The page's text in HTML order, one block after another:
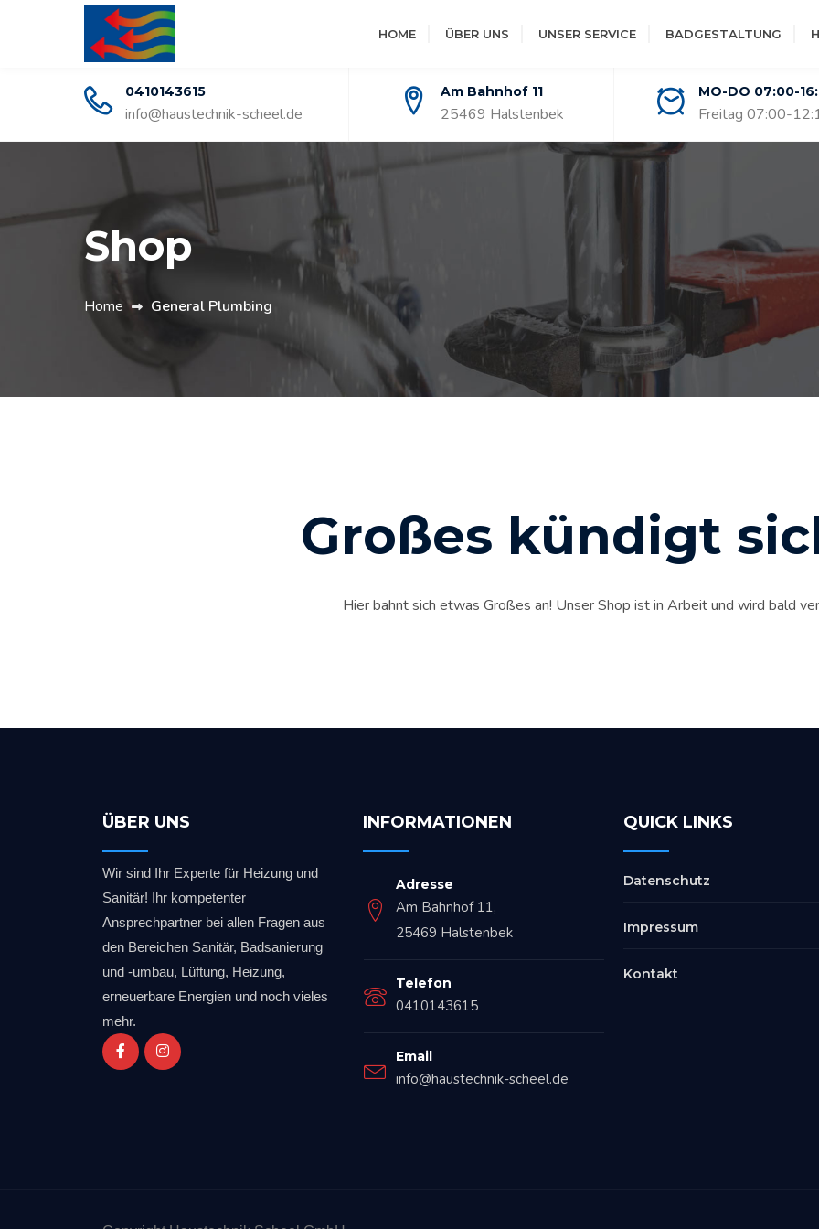
HOME ÜBER UNS UNSER SERVICE BADGESTALTUNG
0410143615
info@haustechnik-scheel.de
Am Bahnhof 11
25469 Halstenbek
MO-DO 07:00-
Freitag 07:00-
Shop
Home General Plumbing
Großes kündigt
Hier bahnt sich etwas Großes an! Unser Shop ist in Arbeit und wird bald
ÜBER UNS
Wir sind Ihr Experte für Heizung und
Sanitär! Ihr kompetenter
Ansprechpartner bei allen Fragen aus
den Bereichen Sanitär, Badsanierung
und -umbau, Lüftung, Heizung,
erneuerbare Energien und noch vieles
mehr.
INFORMATIONEN
Adresse
Am Bahnhof 11,
25469 Halstenbek
Telefon
0410143615
Email
info@haustechnik-scheel.de
QUICK LINKS
Datenschutz
Impressum
Kontakt